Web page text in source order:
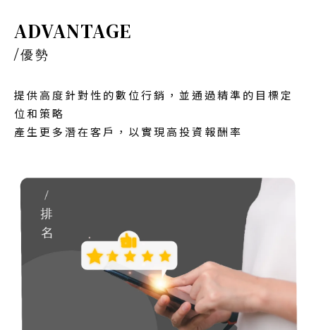
ADVANTAGE
/優勢
提供高度針對性的數位行銷，並通過精準的目標定
位和策略
產生更多潛在客戶，以實現高投資報酬率